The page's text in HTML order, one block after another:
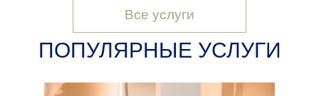
Все услуги
ПОПУЛЯРНЫЕ УСЛУГИ